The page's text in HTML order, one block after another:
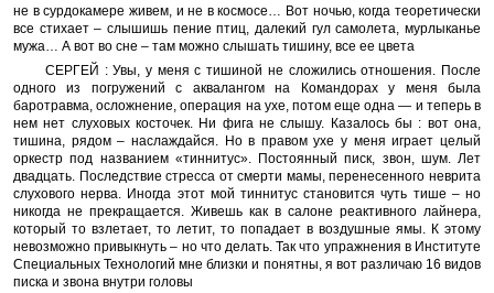
не в сурдокамере живем, и не в космосе… Вот ночью, когда теоретически
все стихает – слышишь пение птиц, далекий гул самолета, мурлыканье
мужа… А вот во сне – там можно слышать тишину, все ее цвета
СЕРГЕЙ : Увы, у меня с тишиной не сложились отношения. После
одного из погружений с аквалангом на Командорах у меня была
баротравма, осложнение, операция на ухе, потом еще одна — и теперь в
нем нет слуховых косточек. Ни фига не слышу. Казалось бы : вот она,
тишина, рядом – наслаждайся. Но в правом ухе у меня играет целый
оркестр под названием «тиннитус». Постоянный писк, звон, шум. Лет
двадцать. Последствие стресса от смерти мамы, перенесенного неврита
слухового нерва. Иногда этот мой тиннитус становится чуть тише – но
никогда не прекращается. Живешь как в салоне реактивного лайнера,
который то взлетает, то летит, то попадает в воздушные ямы. К этому
невозможно привыкнуть – но что делать. Так что упражнения в Институте
Специальных Технологий мне близки и понятны, я вот различаю 16 видов
писка и звона внутри головы